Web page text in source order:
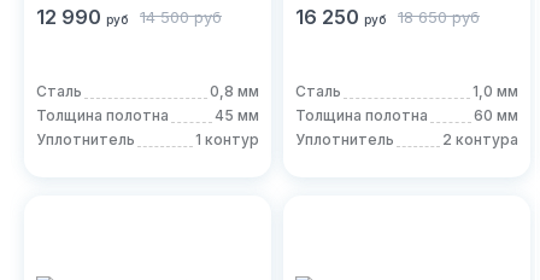
12 990 руб 14 500 руб
Сталь
0,8 мм
Толщина полотна
45 мм
Уплотнитель
1 контур
16 250 руб 18 650 руб
Сталь
1,0 мм
Толщина полотна
60 мм
Уплотнитель
2 контура